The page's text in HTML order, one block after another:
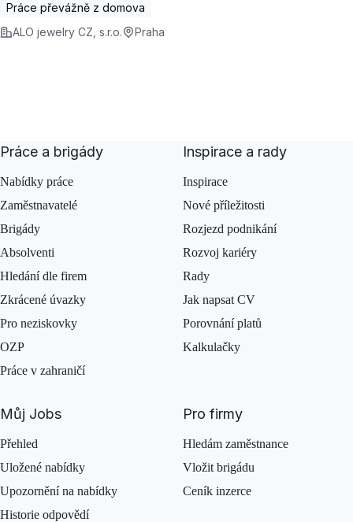
Práce převážně z domova
ALO jewelry CZ, s.r.o.
Praha
Práce a brigády
Nabídky práce
Zaměstnavatelé
Brigády
Absolventi
Hledání dle firem
Zkrácené úvazky
Pro neziskovky
OZP
Práce v zahraničí
Inspirace a rady
Inspirace
Nové příležitosti
Rozjezd podnikání
Rozvoj kariéry
Rady
Jak napsat CV
Porovnání platů
Kalkulačky
Můj Jobs
Přehled
Uložené nabídky
Upozornění na nabídky
Historie odpovědí
Pro firmy
Hledám zaměstnance
Vložit brigádu
Ceník inzerce